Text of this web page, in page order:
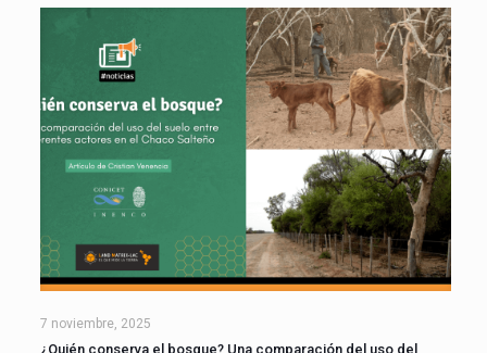
7 noviembre, 2025
¿Quién conserva el bosque? Una comparación del uso del